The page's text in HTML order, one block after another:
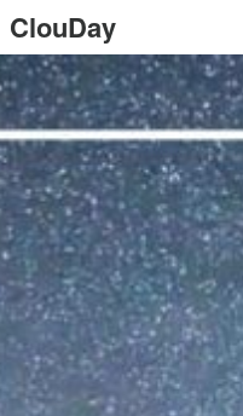
ClouDay